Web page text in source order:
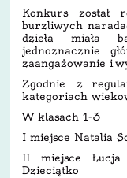
Konkurs został
burzliwych
dzieła miała
jednoznacznie
zaangażowanie i
Zgodnie z
kategoriach
W klasach 1-3
I miejsce Natalia
II miejsce Łucja
Dzieciątko